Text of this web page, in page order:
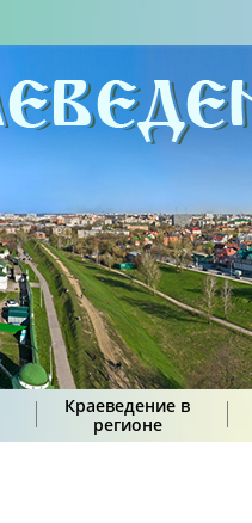
Краеведение в
регионе